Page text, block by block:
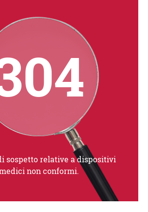
sospetto relative a dispositivi
non conformi.